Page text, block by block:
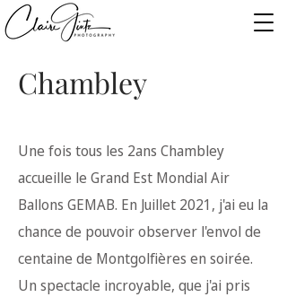
Chambley
Une fois tous les 2ans Chambley
accueille le Grand Est Mondial Air
Ballons GEMAB. En Juillet 2021, j'ai eu la
chance de pouvoir observer l'envol de
centaine de Montgolfières en soirée.
Un spectacle incroyable, que j'ai pris